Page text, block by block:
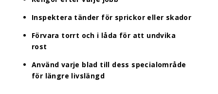
Inspektera tänder för sprickor eller skador
Förvara torrt och i låda för att undvika
rost
Använd varje blad till dess specialområde
för längre livslängd